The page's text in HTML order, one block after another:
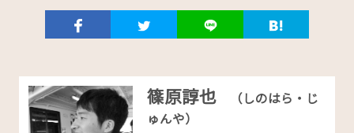
篠原諄也
（しのはら・じ
ゅんや）